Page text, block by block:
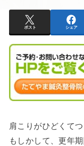
ポスト シェア
肩こりがひどくて
もしかして、更年